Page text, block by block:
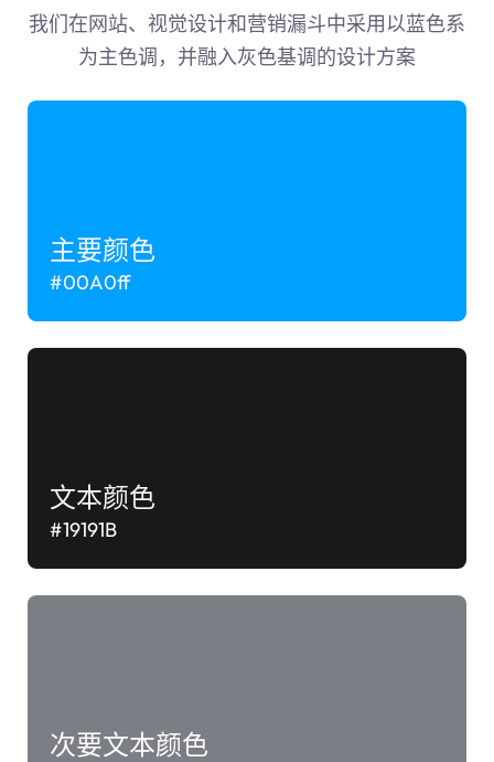
我们在网站、视觉设计和营销漏斗中采用以蓝色系
为主色调，并融入灰色基调的设计方案
主要颜色
#00A0ff
文本颜色
#19191B
次要文本颜色